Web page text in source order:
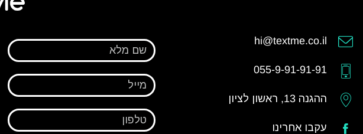
שם מלא
מייל
טלפון
hi@textme.co.il
055-9-91-91-91
ההגנה 13, ראשון לציון
עקבו אחרינו